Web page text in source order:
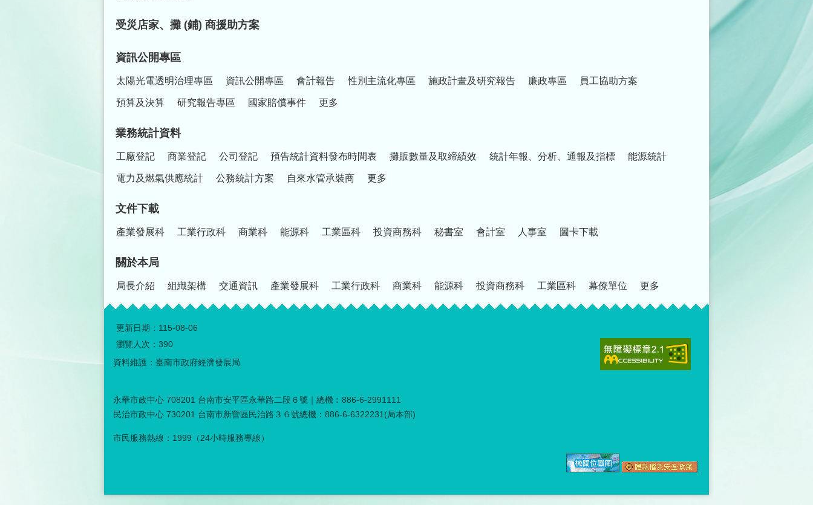
受災店家、攤 (鋪) 商援助方案
資訊公開專區
太陽光電透明治理專區 資訊公開專區 會計報告 性別主流化專區 施政計畫及研究報告 廉政專區 員工協助方案
預算及決算 研究報告專區 國家賠償事件 更多
業務統計資料
工廠登記 商業登記 公司登記 預告統計資料發布時間表 攤販數量及取締績效 統計年報、分析、通報及指標 能源統計
電力及燃氣供應統計 公務統計方案 自來水管承裝商 更多
文件下載
產業發展科 工業行政科 商業科 能源科 工業區科 投資商務科 秘書室 會計室 人事室 圖卡下載
關於本局
局長介紹 組織架構 交通資訊 產業發展科 工業行政科 商業科 能源科 投資商務科 工業區科 幕僚單位 更多
更新日期： 115-08-06
瀏覽人次： 390
資料維護：臺南市政府經濟發展局
永華市政中心 708201 台南市安平區永華路二段６號｜總機︰886-6-2991111
民治市政中心 730201 台南市新營區民治路３６號總機：886-6-6322231(局本部)
市民服務熱線：1999（24小時服務專線）